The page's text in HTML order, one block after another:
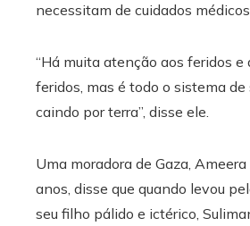
necessitam de cuidados
“Há muita atenção aos feridos e
feridos, mas é todo o sistema de
caindo por terra”, disse ele.
Uma moradora de Gaza,
anos, disse que quando levou
seu filho pálido e ictérico,